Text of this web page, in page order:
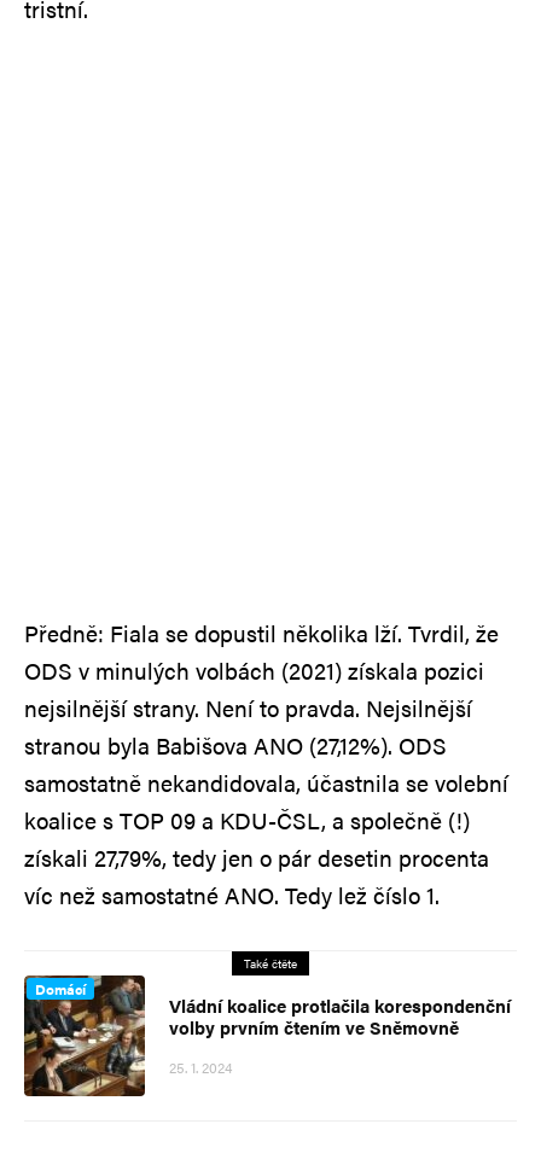
tristní.
Předně: Fiala se dopustil několika lží. Tvrdil, že
ODS v minulých volbách (2021) získala pozici
nejsilnější strany. Není to pravda. Nejsilnější
stranou byla Babišova ANO (27,12%). ODS
samostatně nekandidovala, účastnila se volební
koalice s TOP 09 a KDU-ČSL, a společně (!)
získali 27,79%, tedy jen o pár desetin procenta
víc než samostatné ANO. Tedy lež číslo 1.
Také čtěte
Domácí
Vládní koalice protlačila korespondenční
volby prvním čtením ve Sněmovně
25. 1. 2024